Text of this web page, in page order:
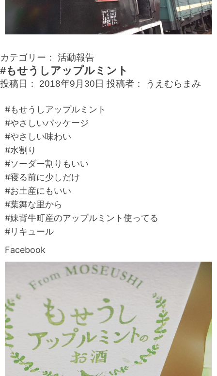
カテゴリー： 活動報告
#もせうしアップルミント
投稿日： 2018年9月30日 投稿者： うえむらまみ
#もせうしアップルミント
#やさしいパッケージ
#やさしい味わい
#水割り
#ソーダー割りもいい
#寝る前に少しだけ
#お土産にもいい
#葉舞な里から
#妹背牛町産のアップルミント使ってる
#リキュール
Facebook